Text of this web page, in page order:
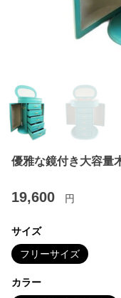
優雅な鏡付き大容量
19,600 円
サイズ
フリーサイズ
カラー